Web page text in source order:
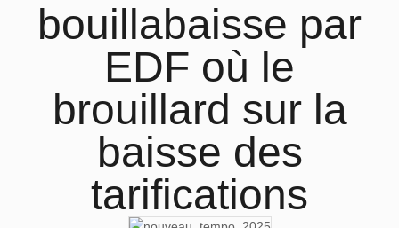
bouillabaisse par
EDF où le
brouillard sur la
baisse des
tarifications